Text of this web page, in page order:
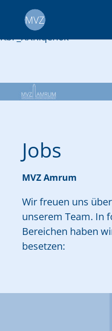
google-site-
KbF_XXhlqen6k
Jobs
MVZ Amrum
Wir freuen uns
unserem Team. In
Bereichen haben
besetzen: